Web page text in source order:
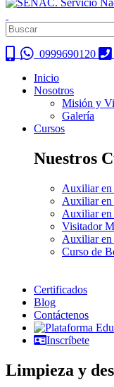
0999690120
Inicio
Nosotros
Misión y
Galería
Cursos
Nuestros
Auxiliar en
Auxiliar en
Auxiliar en
Visitador
Auxiliar en
Curso de
Certificados
Blog
Contáctenos
Inscríbete
Limpieza y